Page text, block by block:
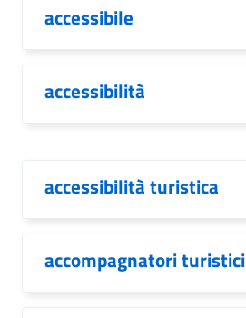
accessibile
accessibilità
accessibilità turistica
accompagnatori turistici